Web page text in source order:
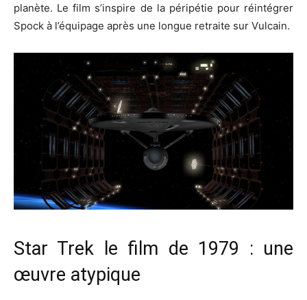
planète. Le film s’inspire de la péripétie pour réintégrer
Spock à l’équipage après une longue retraite sur Vulcain.
Star Trek le film de 1979 : une
œuvre atypique